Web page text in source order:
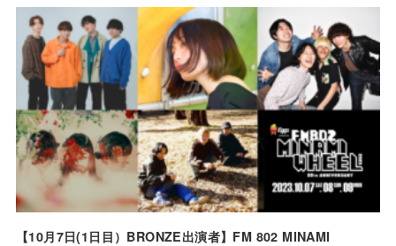
【10月7日(1日目）BRONZE出演者】FM 802 MINAMI